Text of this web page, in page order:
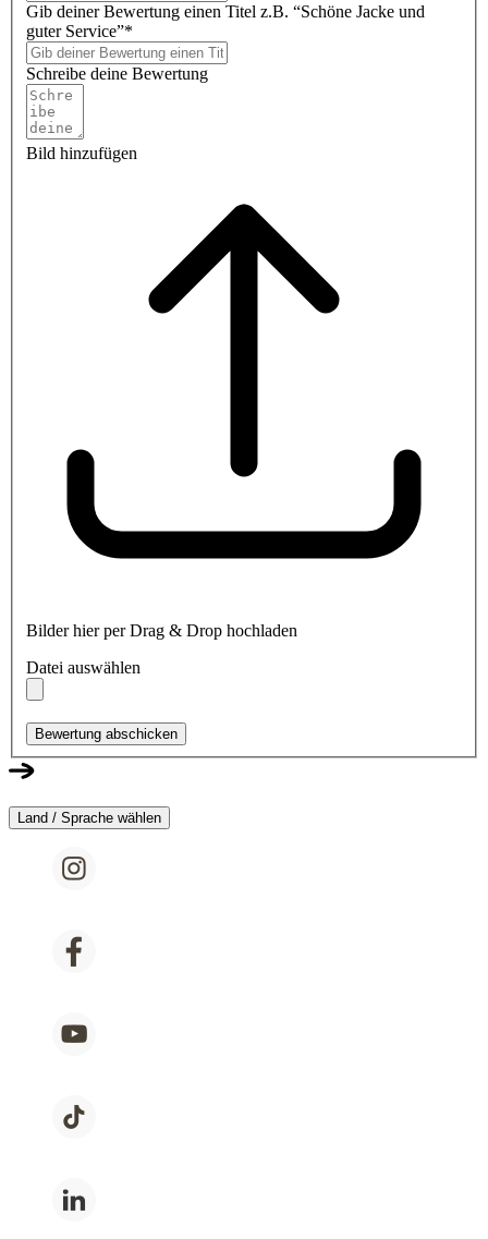
Gib deiner Bewertung einen Titel z.B. “Schöne Jacke und
guter Service”*
Schreibe deine Bewertung
Bild hinzufügen
Bilder hier per Drag & Drop hochladen
Datei auswählen
Bewertung abschicken
Land / Sprache wählen